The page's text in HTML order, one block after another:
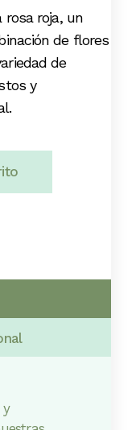
rosa roja, un
de flores
de
y
y